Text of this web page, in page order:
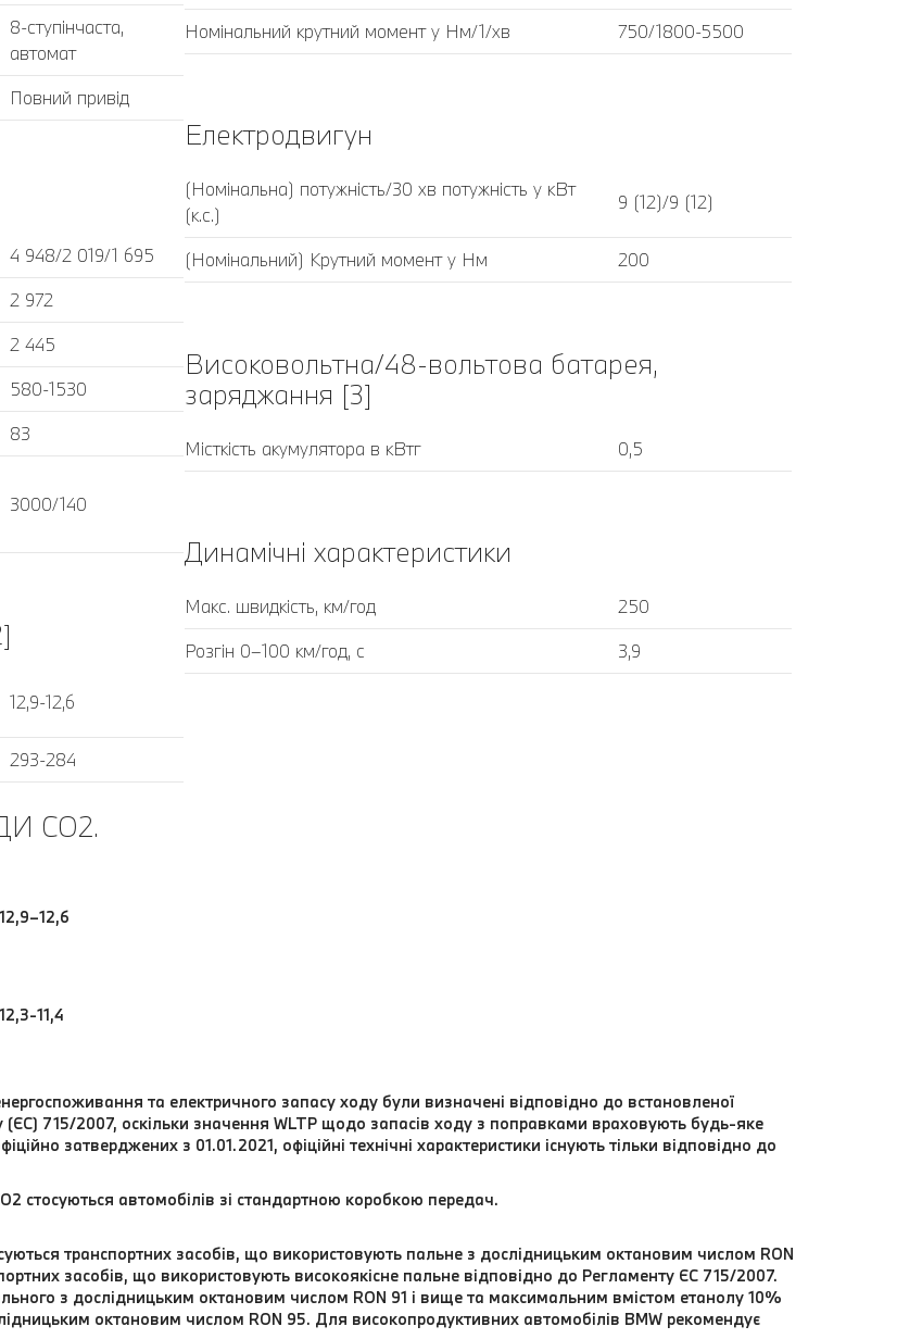
8-ступінчаста,
автомат
Повний привід
4 948/2 019/1 695
2 972
2 445
580-1530
83
3000/140
12,9-12,6
293-284
Номінальний крутний момент у Нм/1/хв
750/1800-5500
Електродвигун
(Номінальна) потужність/30 хв потужність у кВт
(к.с.)
9 (12)/9 (12)
(Номінальний) Крутний момент у Нм 200
Високовольтна/48-вольтова батарея,
заряджання [3]
Місткість акумулятора в кВтг 0,5
Динамічні характеристики
Макс. швидкість, км/год
250
Розгін 0–100 км/год, с
3,9
CO2.
11,4
та електричного запасу ходу були визначені відповідно до встановленої
715/2007, оскільки значення WLTP щодо запасів ходу з поправками враховують будь-яке
затверджених з 01.01.2021, офіційні технічні характеристики існують тільки відповідно до
стосуються автомобілів зі стандартною коробкою передач.
транспортних засобів, що використовують пальне з дослідницьким октановим числом RON
засобів, що використовують високоякісне пальне відповідно до Регламенту ЄС 715/2007.
з дослідницьким октановим числом RON 91 і вище та максимальним вмістом етанолу 10%
октановим числом RON 95. Для високопродуктивних автомобілів BMW рекомендує